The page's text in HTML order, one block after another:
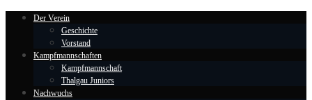
Der Verein
Geschichte
Vorstand
Kampfmannschaften
Kampfmannschaft
Thalgau Juniors
Nachwuchs